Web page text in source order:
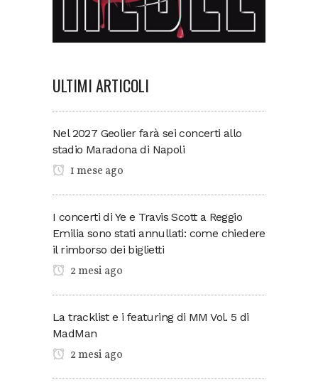
ULTIMI ARTICOLI
Nel 2027 Geolier farà sei concerti allo
stadio Maradona di Napoli
1 mese ago
I concerti di Ye e Travis Scott a Reggio
Emilia sono stati annullati: come chiedere
il rimborso dei biglietti
2 mesi ago
La tracklist e i featuring di MM Vol. 5 di
MadMan
2 mesi ago